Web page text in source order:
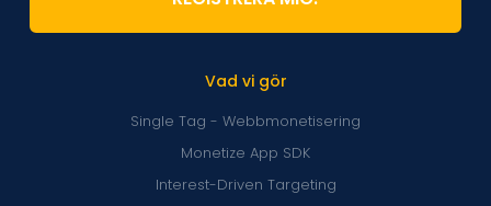
Vad vi gör
Single Tag - Webbmonetisering
Monetize App SDK
Interest-Driven Targeting